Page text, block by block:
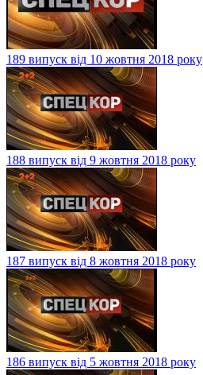
189 випуск від 10 жовтня 2018 року
188 випуск від 9 жовтня 2018 року
187 випуск від 8 жовтня 2018 року
186 випуск від 5 жовтня 2018 року